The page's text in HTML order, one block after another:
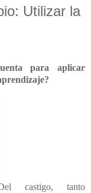
Utilizar la
para aplicar
castigo, tanto